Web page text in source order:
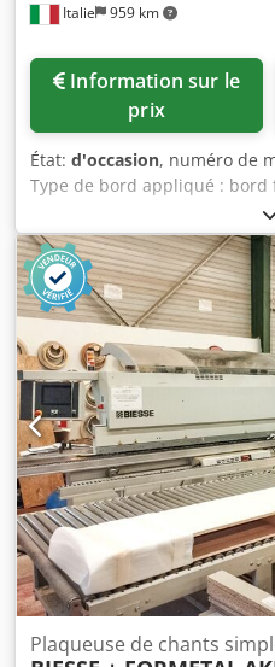
Italie 959 km
prix
État: d'occasion, numéro de
Type de bord appliqué :
système de collage : EVA, air
Eoha Fraisage d'assemblage
: oui Agrégat de défonçage :
: 18 m/min Épaisseur
Groupes de travail : 9 nr
Plaqueuse de chants